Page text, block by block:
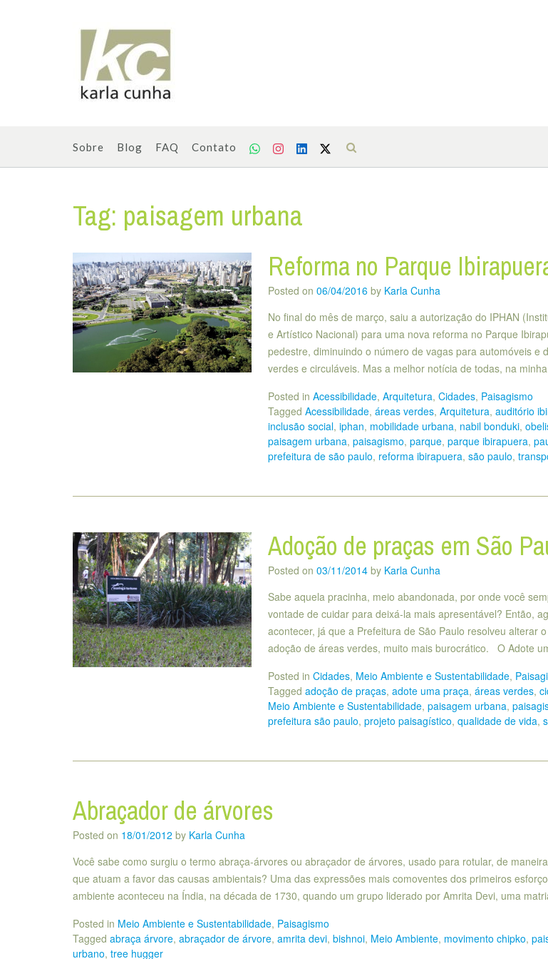
Sobre Blog FAQ Contato
Tag: paisagem urbana
Reforma no Parque
Posted on 06/04/2016by Karla Cunha
No final do mês de março, saiu a autorização do IPHAN
e Artístico Nacional) para uma nova reforma no Parque
pedestre, diminuindo o número de vagas para automóveis e
verdes e circuláveis. Mas a melhor notícia de todas, na
Posted in Acessibilidade, Arquitetura, Cidades, Paisagismo
Tagged Acessibilidade, áreas verdes, Arquitetura, auditório
inclusão social, iphan, mobilidade urbana, nabil bonduki,
paisagem urbana, paisagismo, parque, parque ibirapuera,
prefeitura de são paulo, reforma ibirapuera, são paulo,
Adoção de praças em São
Posted on 03/11/2014by Karla Cunha
Sabe aquela pracinha, meio abandonada, por onde você
vontade de cuidar para deixá-la mais apresentável? Então,
acontecer, já que a Prefeitura de São Paulo resolveu alterar
adoção de áreas verdes, muito mais burocrático. O Adote
Posted in Cidades, Meio Ambiente e Sustentabilidade,
Tagged adoção de praças, adote uma praça, áreas verdes,
Meio Ambiente e Sustentabilidade, paisagem urbana,
prefeitura são paulo, projeto paisagístico, qualidade de vida,
Abraçador de árvores
Posted on 18/01/2012 by Karla Cunha
Você sabe como surgiu o termo abraça-árvores ou abraçador de árvores, usado para rotular, de
que atuam a favor das causas ambientais? Uma das expressões mais comoventes dos primeiros
ambiente aconteceu na Índia, na década de 1730, quando um grupo liderado por Amrita Devi, uma
Posted in Meio Ambiente e Sustentabilidade, Paisagismo
Tagged abraça árvore, abraçador de árvore, amrita devi, bishnoi, Meio Ambiente, movimento chipko,
urbano, tree hugger